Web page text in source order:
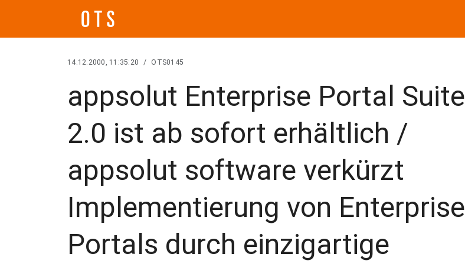
14.12.2000, 11:35:20 / OTS0145
appsolut Enterprise Portal Suite
2.0 ist ab sofort erhältlich /
appsolut software verkürzt
Implementierung von Enterprise
Portals durch einzigartige